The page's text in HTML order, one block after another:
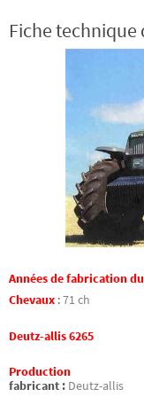
Fiche technique
Années de fabrication
Chevaux :71 ch
Deutz-allis 6265
Production
fabricant : Deutz-allis